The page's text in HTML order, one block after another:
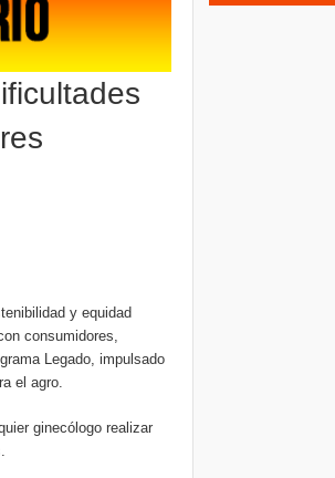
y equidad
consumidores,
Legado, impulsado
el agro.
ginecólogo realizar